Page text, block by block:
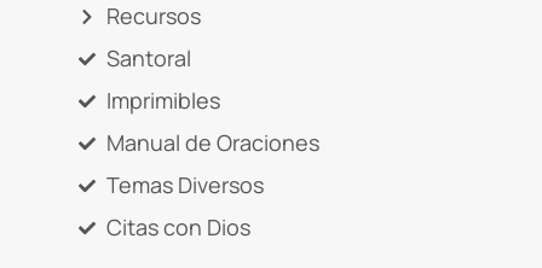
Recursos
Santoral
Imprimibles
Manual de Oraciones
Temas Diversos
Citas con Dios